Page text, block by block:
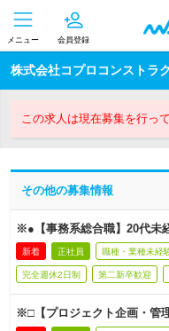
メニュー 会員登録
株式会社コプロコンストラ
この求人は現在募集を行っ
その他の募集情報
※●【事務系総合職】20代未
新着 正社員 職種・業種未経
完全週休2日制 第二新卒歓迎
※□【プロジェクト企画・管